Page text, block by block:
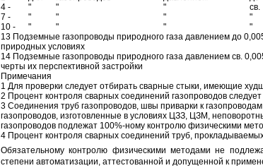
4 -
" " " св.
7 -
" " " "
10 -
" " " "
13 Подземные газопроводы природного газа давлением до
природных условиях
14 Подземные газопроводы природного газа давлением св.
черты их перспективной застройки
Примечания
1 Для проверки следует отбирать сварные стыки, имеющие
2 Процент контроля сварных соединений газопроводов
3 Соединения труб газопроводов, швы приварки к
газопроводов, изготовленные в условиях ЦЗЗ, ЦЗМ,
газопроводов подлежат 100%-ному контролю физическими
4 Процент контроля сварных соединений труб,
Обязательному контролю физическими методами не
степени автоматизации, аттестованной и допущенной к